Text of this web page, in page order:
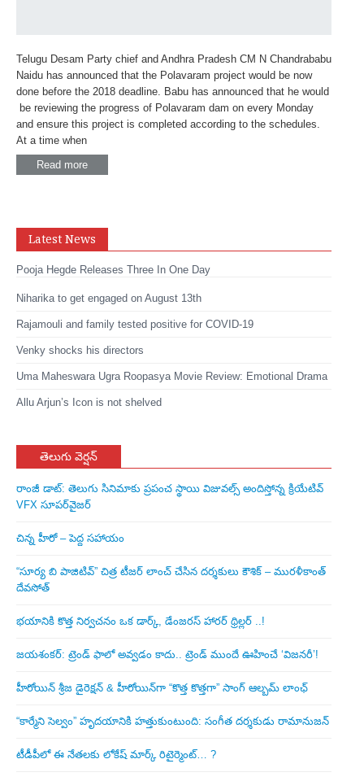
Telugu Desam Party chief and Andhra Pradesh CM N Chandrababu
Naidu has announced that the Polavaram project would be now
done before the 2018 deadline. Babu has announced that he would
be reviewing the progress of Polavaram dam on every Monday
and ensure this project is completed according to the schedules.
At a time when
Read more
Latest News
Pooja Hegde Releases Three In One Day
Niharika to get engaged on August 13th
Rajamouli and family tested positive for COVID-19
Venky shocks his directors
Uma Maheswara Ugra Roopasya Movie Review: Emotional Drama
Allu Arjun’s Icon is not shelved
తెలుగు వెర్షన్
రాంజీ డాట్: తెలుగు సినిమాకు ప్రపంచ స్థాయి విజువల్స్ అందిస్తోన్న క్రియేటివ్
VFX సూపర్‌వైజర్
చిన్న హీరో – పెద్ద సహాయం
“సూర్య బి పాజిటివ్” చిత్ర టీజర్ లాంచ్ చేసిన‌ దర్శకులు కౌశిక్ – మురళీకాంత్
దేవసోత్
భయానికి కొత్త నిర్వచనం ఒక డార్క్, డేంజరస్ హారర్ థ్రిల్లర్ ..!
జయశంకర్: ట్రెండ్‌ ఫాలో అవ్వడం కాదు.. ట్రెండ్‌ ముందే ఊహించే ‘విజనరీ’!
హీరోయిన్ శ్రీజ డైరెక్ష‌న్ & హీరోయిన్‌గా “కొత్త కొత్తగా” సాంగ్ ఆల్బమ్ లాంఛ్
“కార్మేని సెల్వం” హృదయానికి హత్తుకుంటుంది: సంగీత దర్శకుడు రామానుజన్
టీడీపీలో ఈ నేత‌ల‌కు లోకేష్ మార్క్ రిటైర్మెంట్‌… ?